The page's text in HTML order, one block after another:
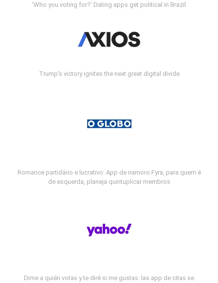
'Who you voting for?' Dating apps get political in Brazil
Trump's victory ignites the next great digital divide
Romance partidário e lucrativo: App de namoro Fyra, para quem é
de esquerda, planeja quintuplicar membros
Dime a quién votas y te diré si me gustas: las app de citas se